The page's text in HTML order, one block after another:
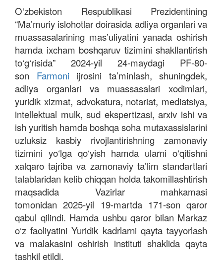
O‘zbekiston Respublikasi Prezidentining
“Ma’muriy islohotlar doirasida adliya organlari va
muassasalarining mas’uliyatini yanada oshirish
hamda ixcham boshqaruv tizimini shakllantirish
to‘g‘risida” 2024-yil 24-maydagi PF-80-
son Farmoni ijrosini ta’minlash, shuningdek,
adliya organlari va muassasalari xodimlari,
yuridik xizmat, advokatura, notariat, mediatsiya,
intellektual mulk, sud ekspertizasi, arxiv ishi va
ish yuritish hamda boshqa soha mutaxassislarini
uzluksiz kasbiy rivojlantirishning zamonaviy
tizimini yo‘lga qo‘yish hamda ularni o‘qitishni
xalqaro tajriba va zamonaviy ta’lim standartlari
talablaridan kelib chiqqan holda takomillashtirish
maqsadida Vazirlar
mahkamasi
tomonidan 2025-yil 19-martda 171-son qaror
qabul qilindi. Hamda ushbu qaror bilan Markaz
o‘z faoliyatini Yuridik kadrlarni qayta tayyorlash
va malakasini oshirish instituti shaklida qayta
tashkil etildi.